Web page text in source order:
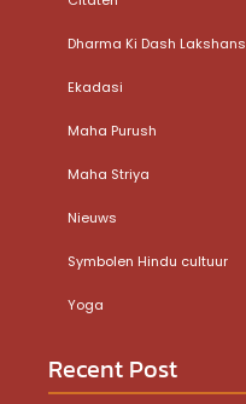
Dharma Ki Dash Lakshans
Ekadasi
Maha Purush
Maha Striya
Nieuws
Symbolen Hindu cultuur
Yoga
Recent Post